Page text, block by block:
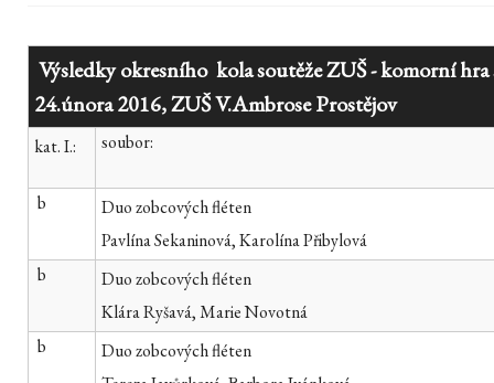
Výsledky okresního kola soutěže ZUŠ - komorní
24.února 2016, ZUŠ V.Ambrose Prostějov
kat. I.: soubor:
b
Duo zobcových fléten
Pavlína Sekaninová, Karolína Přibylová
b
Duo zobcových fléten
Klára Ryšavá, Marie Novotná
b
Duo zobcových fléten